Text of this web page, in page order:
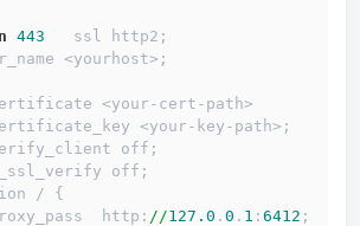
443
   ssl http2;
<yourhost>;
<your-cert-path>
<your-key-path>;
off;
off;
/ {
proxy_pass  http:
//127.0 . 0 . 1 : 6412 ;